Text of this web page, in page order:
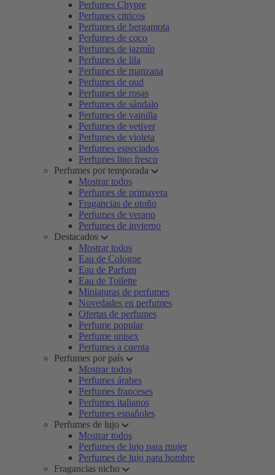
Perfumes Chypre
Perfumes citricos
Perfumes de bergamota
Perfumes de coco
Perfumes de jazmín
Perfumes de lila
Perfumes de manzana
Perfumes de oud
Perfumes de rosas
Perfumes de sándalo
Perfumes de vainilla
Perfumes de vetiver
Perfumes de violeta
Perfumes especiados
Perfumes lino fresco
Perfumes por temporada
Mostrar todos
Perfumes de primavera
Fragancias de otoño
Perfumes de verano
Perfumes de invierno
Destacados
Mostrar todos
Eau de Cologne
Eau de Parfum
Eau de Toilette
Miniaturas de perfumes
Novedades en perfumes
Ofertas de perfumes
Perfume popular
Perfume unisex
Perfumes a cuenta
Perfumes por país
Mostrar todos
Perfumes árabes
Perfumes franceses
Perfumes italianos
Perfumes españoles
Perfumes de lujo
Mostrar todos
Perfumes de lujo para mujer
Perfumes de lujo para hombre
Fragancias nicho